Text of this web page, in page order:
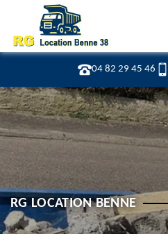
04 82 29 45 46
RG LOCATION BENNE